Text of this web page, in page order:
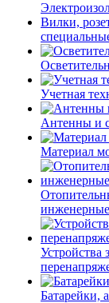
Вилки,
Учетная
Антенны и
Материал
Устройства
Батарейки,